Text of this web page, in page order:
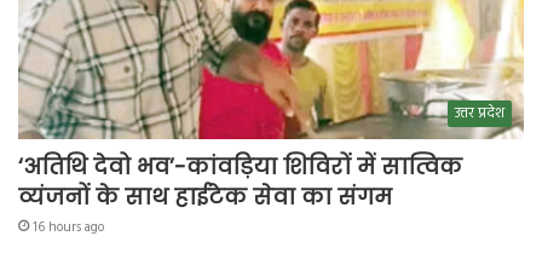
उत्तर प्रदेश
‘अतिथि देवो भव’-कांवड़िया शिविरों में सात्विक
व्यंजनों के साथ हाईटेक सेवा का संगम
16 hours ago